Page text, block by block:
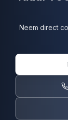
Neem direct